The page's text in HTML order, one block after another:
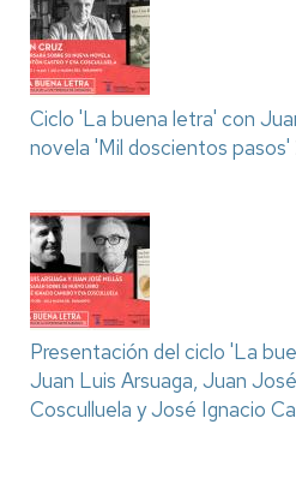
Ciclo 'La buena letra' con
novela 'Mil doscientos pasos'
Presentación del ciclo 'La
Juan Luis Arsuaga, Juan
Cosculluela y José Ignacio